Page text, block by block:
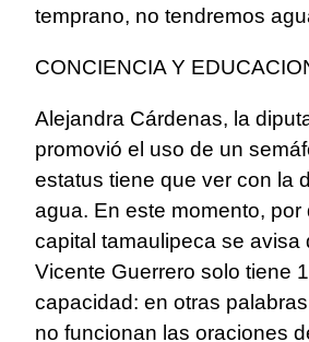
temprano, no tendremos
CONCIENCIA Y
Alejandra Cárdenas, la
promovió el uso de un
estatus tiene que ver con la
agua. En este momento, por
capital tamaulipeca se avisa
Vicente Guerrero solo tiene
capacidad: en otras
no funcionan las oraciones